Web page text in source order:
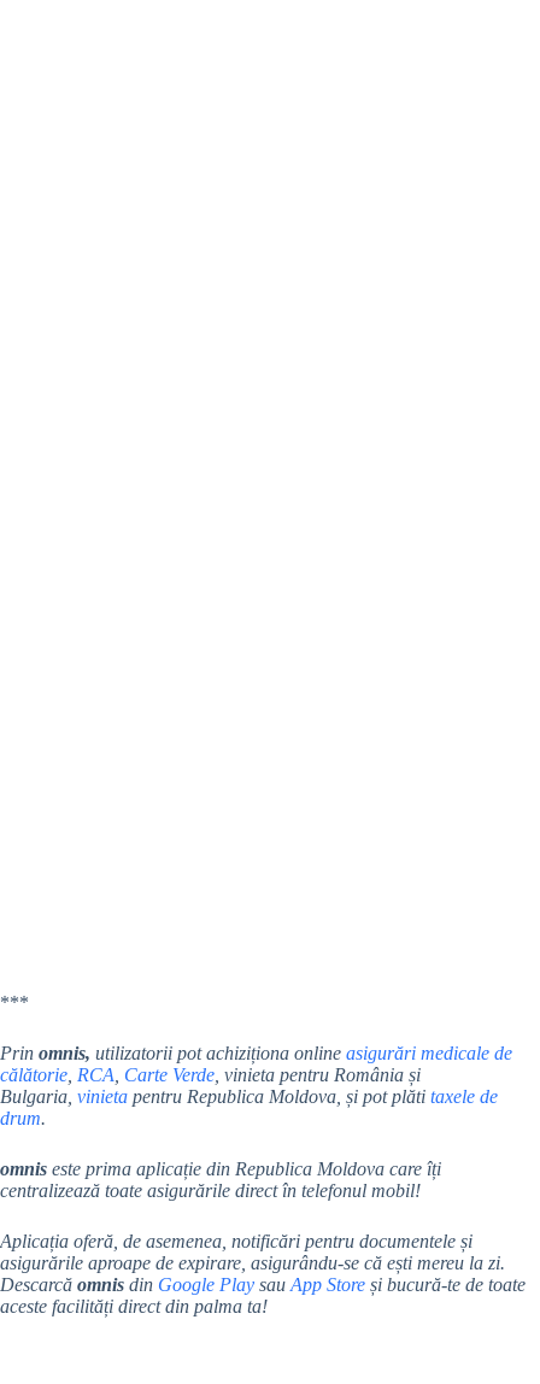
***
Prin omnis, utilizatorii pot achiziționa online asigurări medicale de
călătorie, RCA, Carte Verde, vinieta pentru România și
Bulgaria, vinieta pentru Republica Moldova, și pot plăti taxele de
drum.
omnis este prima aplicație din Republica Moldova care îți
centralizează toate asigurările direct în telefonul mobil!
Aplicația oferă, de asemenea, notificări pentru documentele și
asigurările aproape de expirare, asigurându-se că ești mereu la zi.
Descarcă omnis din Google Play sauApp Store și bucură-te de toate
aceste facilități direct din palma ta!